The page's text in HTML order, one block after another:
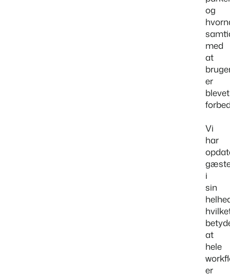
og
med
at
er
blevet
Vi
har
i
sin
at
hele
er